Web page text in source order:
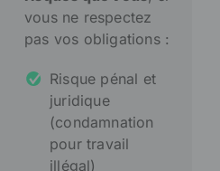
vous ne respectez
pas vos obligations :
Risque pénal et
juridique
(condamnation
pour travail
illégal)